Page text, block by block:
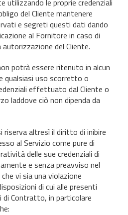
utilizzando le proprie credenziali
del Cliente mantenere
e segreti questi dati dando
al Fornitore in caso di
del Cliente.
potrà essere ritenuto in alcun
qualsiasi uso scorretto o
effettuato dal Cliente o
laddove ciò non dipenda da
riserva altresì il diritto di inibire
al Servizio come pure di
delle sue credenziali di
e senza preavviso nel
vi sia una violazione
di cui alle presenti
di Contratto, in particolare